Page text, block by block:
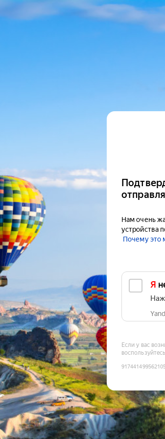
Нам очень
устройства
Почему это
Я
Если у вас
воспользуйтесь